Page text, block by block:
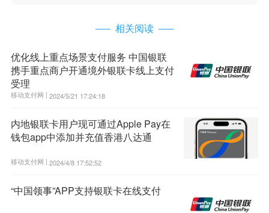
相关阅读
优化线上重点场景支付服务 中国银联
携手重点商户开通境外银联卡线上支付
受理
移动支付网 | 2024/5/21 17:24:18
内地银联卡用户现可通过Apple Pay在
钱包app中添加并充值香港八达通
移动支付网 | 2024/4/8 17:52:52
“中国领事”APP支持银联卡在线支付